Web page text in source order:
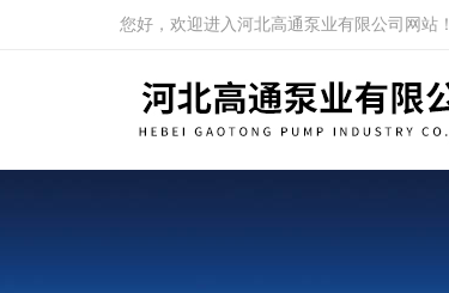
您好，欢迎进入河北高通泵业有限公司网站！